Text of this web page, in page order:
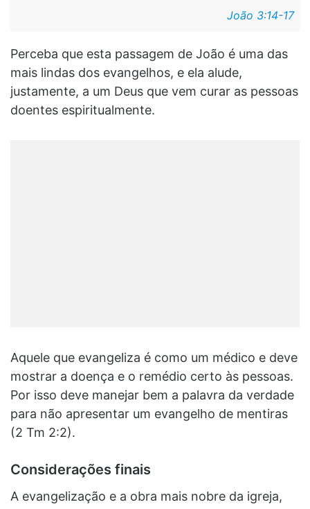
João 3:14-17
Perceba que esta passagem de João é uma das
mais lindas dos evangelhos, e ela alude,
justamente, a um Deus que vem curar as pessoas
doentes espiritualmente.
Aquele que evangeliza é como um médico e deve
mostrar a doença e o remédio certo às pessoas.
Por isso deve manejar bem a palavra da verdade
para não apresentar um evangelho de mentiras
(2 Tm 2:2).
Considerações finais
A evangelização e a obra mais nobre da igreja,